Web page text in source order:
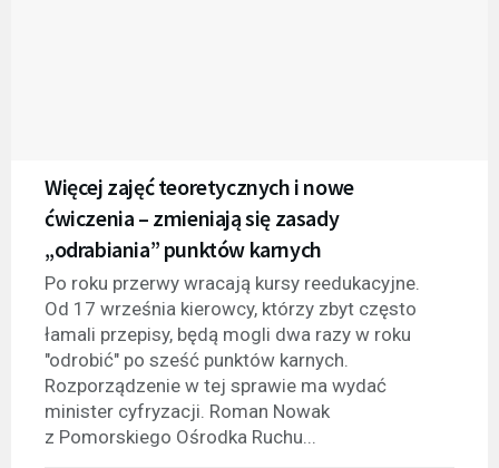
Więcej zajęć teoretycznych i nowe
ćwiczenia – zmieniają się zasady
„odrabiania” punktów karnych
Po roku przerwy wracają kursy reedukacyjne.
Od 17 września kierowcy, którzy zbyt często
łamali przepisy, będą mogli dwa razy w roku
"odrobić" po sześć punktów karnych.
Rozporządzenie w tej sprawie ma wydać
minister cyfryzacji. Roman Nowak
z Pomorskiego Ośrodka Ruchu...